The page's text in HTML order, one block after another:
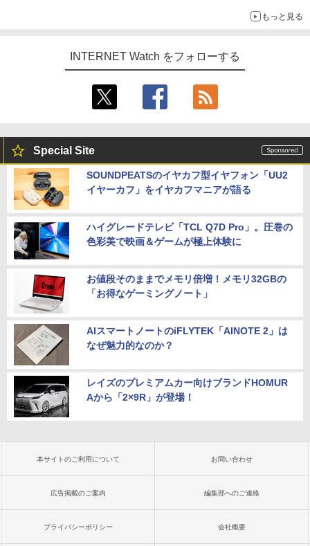
もっと見る
INTERNET Watch をフォローする
Special Site
SOUNDPEATSのイヤカフ型イヤフォン「UU2
イヤーカフ」をイヤカフマニアが語る
ハイグレードテレビ「TCL Q7D Pro」。圧巻の
色彩美で映画＆ゲームが極上体験に
お値段そのままでメモリ倍増！メモリ32GBの
「お得なゲーミングノート」
AIスマートノートのiFLYTEK「AINOTE 2」は
なぜ魅力的なのか？
レイズのプレミアムカー向けブランドHOMUR
Aから「2×9R」が登場！
本サイトのご利用について お問い合わせ
広告掲載のご案内 編集部へのご連絡
プライバシーポリシー 会社概要